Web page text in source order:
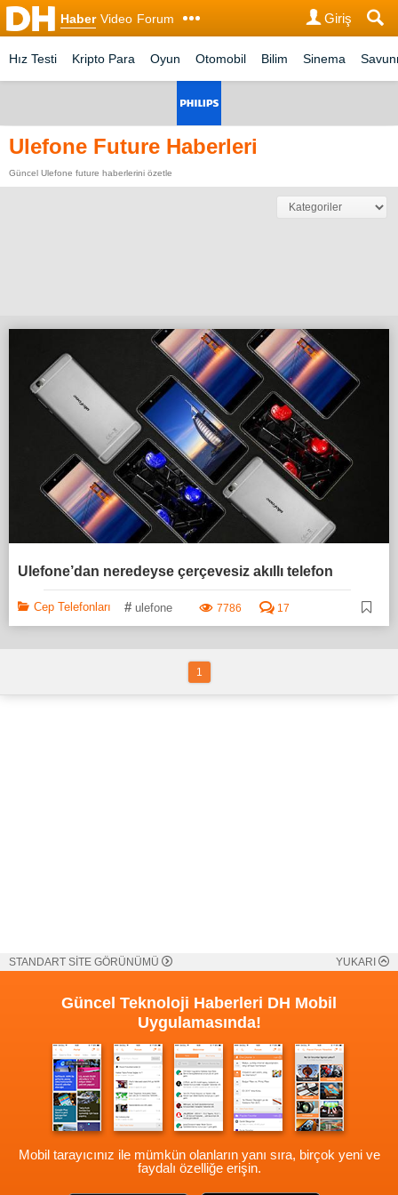
Haber Video Forum Giriş
Hız Testi Kripto Para Oyun Otomobil Bilim Sinema
Ulefone Future Haberleri
Güncel Ulefone future haberlerini özetle
Ulefone’dan neredeyse çerçevesiz akıllı telefon
Cep Telefonları # ulefone 7786 17
1
STANDART SİTE GÖRÜNÜMÜ YUKARI
Güncel Teknoloji Haberleri DH Mobil
Uygulamasında!
Mobil tarayıcınız ile mümkün olanların yanı sıra, birçok yeni ve
faydalı özelliğe erişin.